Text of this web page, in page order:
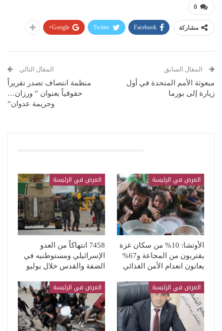
0
مشاركة Facebook
Twitter
Google+
المقال السابق
مبعوثة الأمم المتحدة في أول
زيارة إلى بورما
المقال التالي
منظمة انتصاف تصدر تقريراً
حقوقياً بعنوان ” ورزان…
وجريمة عدوان”
العرض في الرئيسة
الأوتشا: 10% من سكان غزة
يقتربون من المجاعة و67%
يعانون انعدام الأمن الغذائي
العرض في الرئيسة
7458 انتهاكاً من العدو
الإسرائيلي ومستوطنيه في
الضفة والقدس خلال يوليو
العرض في الرئيسة العرض في الرئيسة